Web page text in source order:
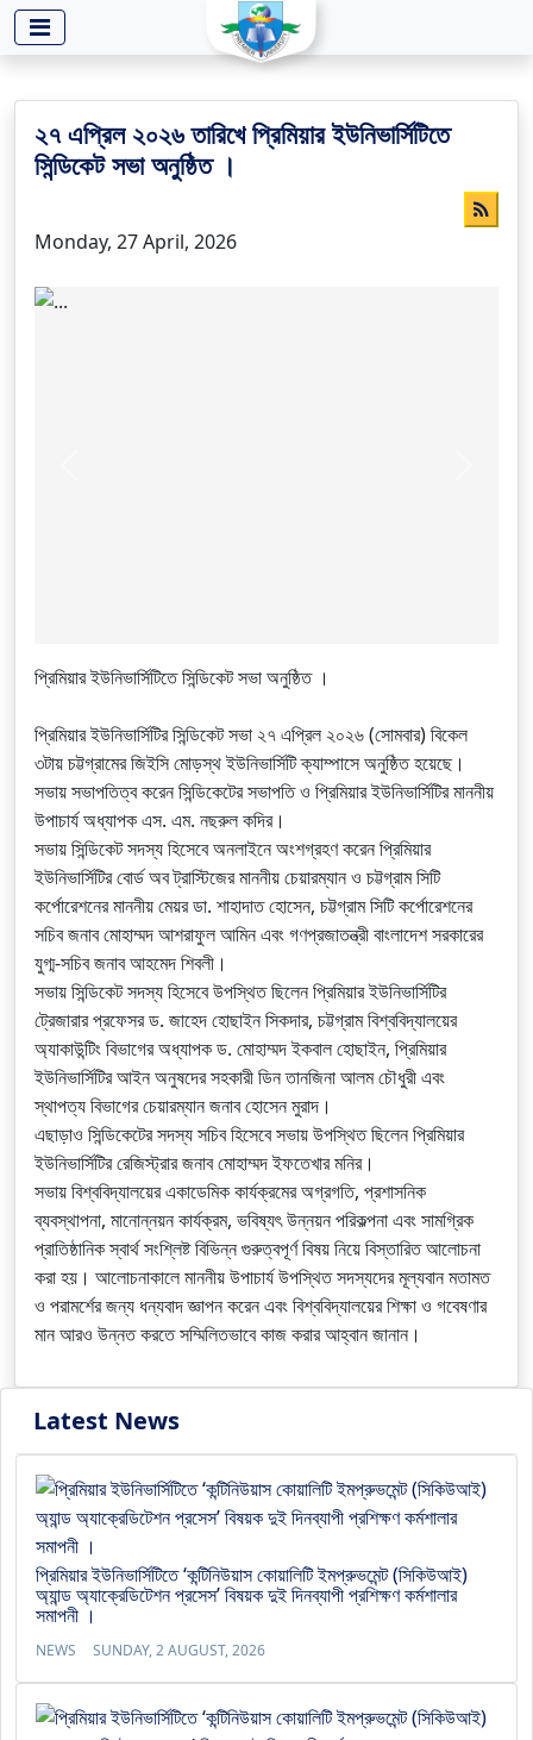
-->
২৭ এপ্রিল ২০২৬ তারিখে প্রিমিয়ার ইউনিভার্সিটিতে
সিন্ডিকেট সভা অনুষ্ঠিত ।
Monday, 27 April, 2026
প্রিমিয়ার ইউনিভার্সিটিতে সিন্ডিকেট সভা অনুষ্ঠিত ।
প্রিমিয়ার ইউনিভার্সিটির সিন্ডিকেট সভা ২৭ এপ্রিল ২০২৬ (সোমবার) বিকেল
৩টায় চট্টগ্রামের জিইসি মোড়স্থ ইউনিভার্সিটি ক্যাম্পাসে অনুষ্ঠিত হয়েছে।
সভায় সভাপতিত্ব করেন সিন্ডিকেটের সভাপতি ও প্রিমিয়ার ইউনিভার্সিটির মাননীয়
উপাচার্য অধ্যাপক এস. এম. নছরুল কদির।
সভায় সিন্ডিকেট সদস্য হিসেবে অনলাইনে অংশগ্রহণ করেন প্রিমিয়ার
ইউনিভার্সিটির বোর্ড অব ট্রাস্টিজের মাননীয় চেয়ারম্যান ও চট্টগ্রাম সিটি
কর্পোরেশনের মাননীয় মেয়র ডা. শাহাদাত হোসেন, চট্টগ্রাম সিটি কর্পোরেশনের
সচিব জনাব মোহাম্মদ আশরাফুল আমিন এবং গণপ্রজাতন্ত্রী বাংলাদেশ সরকারের
যুগ্ম-সচিব জনাব আহমেদ শিবলী।
সভায় সিন্ডিকেট সদস্য হিসেবে উপস্থিত ছিলেন প্রিমিয়ার ইউনিভার্সিটির
ট্রেজারার প্রফেসর ড. জাহেদ হোছাইন সিকদার, চট্টগ্রাম বিশ্ববিদ্যালয়ের
অ্যাকাউন্টিং বিভাগের অধ্যাপক ড. মোহাম্মদ ইকবাল হোছাইন, প্রিমিয়ার
ইউনিভার্সিটির আইন অনুষদের সহকারী ডিন তানজিনা আলম চৌধুরী এবং
স্থাপত্য বিভাগের চেয়ারম্যান জনাব হোসেন মুরাদ।
এছাড়াও সিন্ডিকেটের সদস্য সচিব হিসেবে সভায় উপস্থিত ছিলেন প্রিমিয়ার
ইউনিভার্সিটির রেজিস্ট্রার জনাব মোহাম্মদ ইফতেখার মনির।
সভায় বিশ্ববিদ্যালয়ের একাডেমিক কার্যক্রমের অগ্রগতি, প্রশাসনিক
ব্যবস্থাপনা, মানোন্নয়ন কার্যক্রম, ভবিষ্যৎ উন্নয়ন পরিকল্পনা এবং সামগ্রিক
প্রাতিষ্ঠানিক স্বার্থ সংশ্লিষ্ট বিভিন্ন গুরুত্বপূর্ণ বিষয় নিয়ে বিস্তারিত আলোচনা
করা হয়। আলোচনাকালে মাননীয় উপাচার্য উপস্থিত সদস্যদের মূল্যবান মতামত
ও পরামর্শের জন্য ধন্যবাদ জ্ঞাপন করেন এবং বিশ্ববিদ্যালয়ের শিক্ষা ও গবেষণার
মান আরও উন্নত করতে সম্মিলিতভাবে কাজ করার আহ্বান জানান।
Latest News
প্রিমিয়ার ইউনিভার্সিটিতে ‘কন্টিনিউয়াস কোয়ালিটি ইমপ্রুভমেন্ট (সিকিউআই)
অ্যান্ড অ্যাক্রেডিটেশন প্রসেস’ বিষয়ক দুই দিনব্যাপী প্রশিক্ষণ কর্মশালার
সমাপনী ।
NEWS SUNDAY, 2 AUGUST, 2026